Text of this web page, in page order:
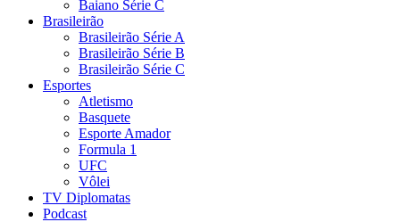
Baiano Série C
Brasileirão
Brasileirão Série A
Brasileirão Série B
Brasileirão Série C
Esportes
Atletismo
Basquete
Esporte Amador
Formula 1
UFC
Vôlei
TV Diplomatas
Podcast